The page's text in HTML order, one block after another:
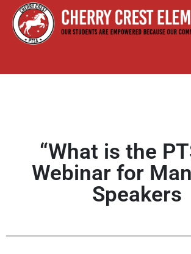
“What is the
Webinar for
Speakers